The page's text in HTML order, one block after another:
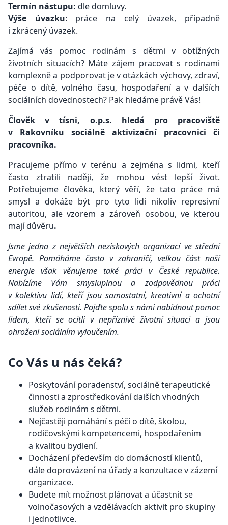
Termín nástupu: dle domluvy.
Výše úvazku: práce na celý úvazek, případně
i zkrácený úvazek.
Zajímá vás pomoc rodinám s dětmi v obtížných
životních situacích? Máte zájem pracovat s rodinami
komplexně a podporovat je v otázkách výchovy, zdraví,
péče o dítě, volného času, hospodaření a v dalších
sociálních dovednostech? Pak hledáme právě Vás!
Člověk v tísni, o.p.s. hledá pro pracoviště
v Rakovníku sociálně aktivizační pracovnici či
pracovníka.
Pracujeme přímo v terénu a zejména s lidmi, kteří
často ztratili naději, že mohou vést lepší život.
Potřebujeme člověka, který věří, že tato práce má
smysl a dokáže být pro tyto lidi nikoliv represivní
autoritou, ale vzorem a zároveň osobou, ve kterou
mají důvěru.
Jsme jedna z největších neziskových organizací ve střední
Evropě. Pomáháme často v zahraničí, velkou část naší
energie však věnujeme také práci v České republice.
Nabízíme Vám smysluplnou a zodpovědnou práci
v kolektivu lidí, kteří jsou samostatní, kreativní a ochotní
sdílet své zkušenosti. Pojďte spolu s námi nabídnout pomoc
lidem, kteří se ocitli v nepříznivé životní situaci a jsou
ohroženi sociálním vyloučením.
Co Vás u nás čeká?
Poskytování poradenství, sociálně terapeutické
činnosti a zprostředkování dalších vhodných
služeb rodinám s dětmi.
Nejčastěji pomáhání s péčí o dítě, školou,
rodičovskými kompetencemi, hospodařením
a kvalitou bydlení.
Docházení především do domácností klientů,
dále doprovázení na úřady a konzultace v zázemí
organizace.
Budete mít možnost plánovat a účastnit se
volnočasových a vzdělávacích aktivit pro skupiny
i jednotlivce.